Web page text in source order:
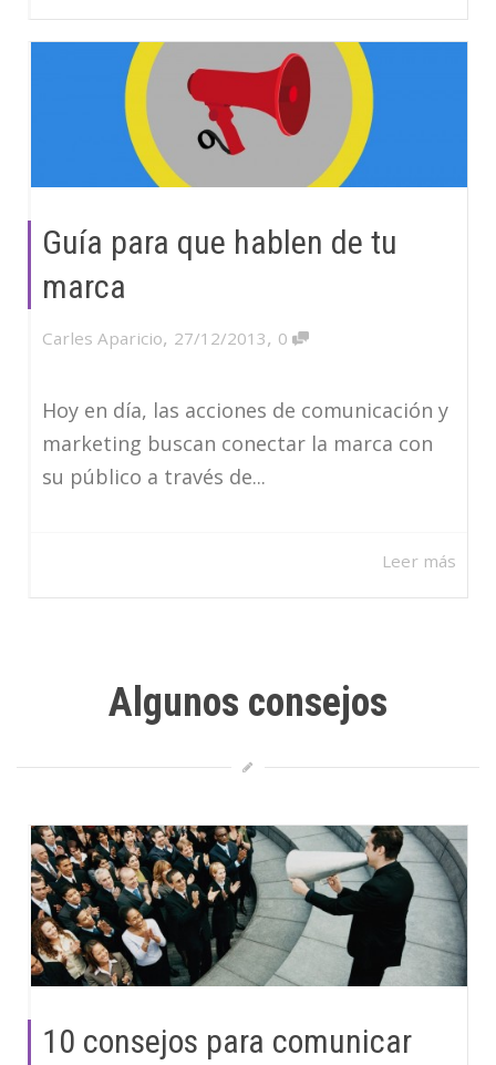
Guía para que hablen de tu
marca
Carles Aparicio, 27/12/2013, 0
Hoy en día, las acciones de comunicación y
marketing buscan conectar la marca con
su público a través de...
Leer más
Algunos consejos
10 consejos para comunicar